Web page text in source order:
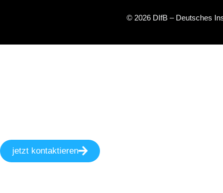
© 2026 DIfB – Deutsches
jetzt kontaktieren